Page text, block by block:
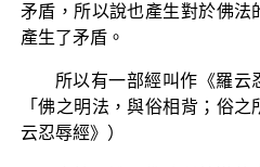
矛盾，所以說也產生對於佛法
產生了矛盾。
所以有一部經叫作《羅云
「佛之明法，與俗相背；俗
云忍辱經》）